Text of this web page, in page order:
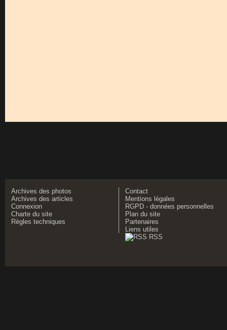
Archives des photos
Archives des articles
Connexion
Charte du site
Règles techniques
Contact
Mentions légales
RGPD - données personnelles
Plan du site
Partenaires
Liens utiles
RSS